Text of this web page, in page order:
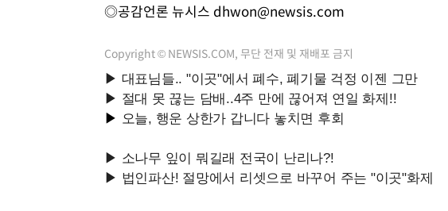
◎공감언론 뉴시스 dhwon@newsis.com
Copyright © NEWSIS.COM, 무단 전재 및 재배포 금지